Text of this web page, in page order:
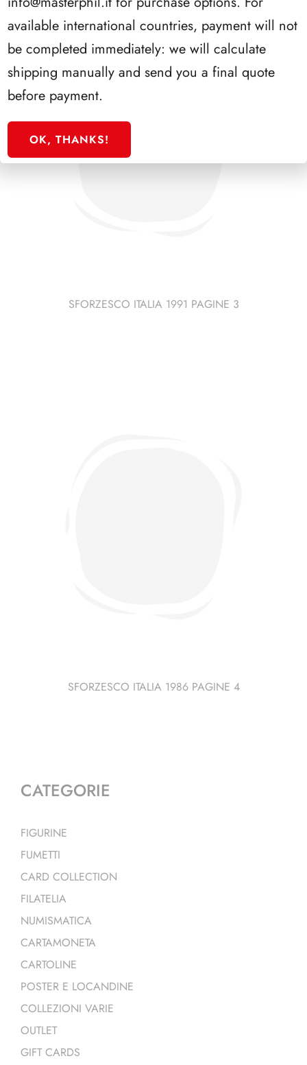
SFORZESCO ITALIA 1991 PAGINE 3
SFORZESCO ITALIA 1986 PAGINE 4
CATEGORIE
FIGURINE
FUMETTI
CARD COLLECTION
FILATELIA
NUMISMATICA
CARTAMONETA
CARTOLINE
POSTER E LOCANDINE
COLLEZIONI VARIE
OUTLET
GIFT CARDS
available international countries, payment will not
be completed immediately: we will calculate
shipping manually and send you a final quote
before payment.
OK, THANKS!